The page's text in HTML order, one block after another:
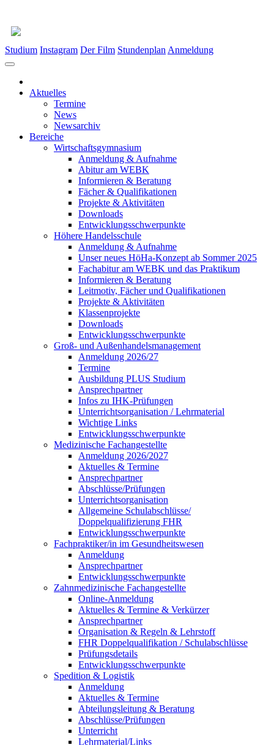
Studium Instagram Der Film Stundenplan Anmeldung
Aktuelles
Termine
News
Newsarchiv
Bereiche
Wirtschaftsgymnasium
Anmeldung & Aufnahme
Abitur am WEBK
Informieren & Beratung
Fächer & Qualifikationen
Projekte & Aktivitäten
Downloads
Entwicklungsschwerpunkte
Höhere Handelsschule
Anmeldung & Aufnahme
Unser neues HöHa-Konzept ab Sommer 2025
Fachabitur am WEBK und das Praktikum
Informieren & Beratung
Leitmotiv, Fächer und Qualifikationen
Projekte & Aktivitäten
Klassenprojekte
Downloads
Entwicklungsschwerpunkte
Groß- und Außenhandelsmanagement
Anmeldung 2026/27
Termine
Ausbildung PLUS Studium
Ansprechpartner
Infos zu IHK-Prüfungen
Unterrichtsorganisation / Lehrmaterial
Wichtige Links
Entwicklungsschwerpunkte
Medizinische Fachangestellte
Anmeldung 2026/2027
Aktuelles & Termine
Ansprechpartner
Abschlüsse/Prüfungen
Unterrichtsorganisation
Allgemeine Schulabschlüsse/
Doppelqualifizierung FHR
Entwicklungsschwerpunkte
Fachpraktiker/in im Gesundheitswesen
Anmeldung
Ansprechpartner
Entwicklungsschwerpunkte
Zahnmedizinische Fachangestellte
Online-Anmeldung
Aktuelles & Termine & Verkürzer
Ansprechpartner
Organisation & Regeln & Lehrstoff
FHR Doppelqualifikation / Schulabschlüsse
Prüfungsdetails
Entwicklungsschwerpunkte
Spedition & Logistik
Anmeldung
Aktuelles & Termine
Abteilungsleitung & Beratung
Abschlüsse/Prüfungen
Unterricht
Lehrmaterial/Links